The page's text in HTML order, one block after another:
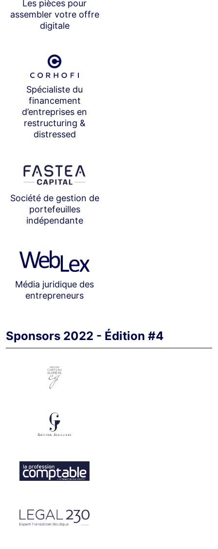
Les pièces pour
assembler votre offre
digitale
Spécialiste du
financement
d’entreprises en
restructuring &
distressed
Société de gestion de
portefeuilles
indépendante
Média juridique des
entrepreneurs
Sponsors 2022 - Édition #4